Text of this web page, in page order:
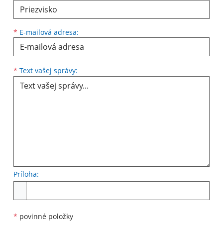
* E-mailová adresa:
* Text vašej správy:
Príloha:
* povinné položky